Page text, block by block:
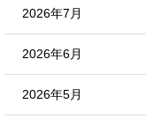
2026年7月
2026年6月
2026年5月